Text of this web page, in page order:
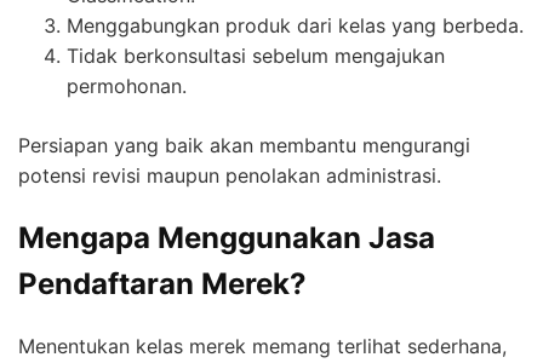
Menggabungkan produk dari kelas yang berbeda.
Tidak berkonsultasi sebelum mengajukan
permohonan.
Persiapan yang baik akan membantu mengurangi
potensi revisi maupun penolakan administrasi.
Mengapa Menggunakan Jasa
Pendaftaran Merek?
Menentukan kelas merek memang terlihat sederhana,